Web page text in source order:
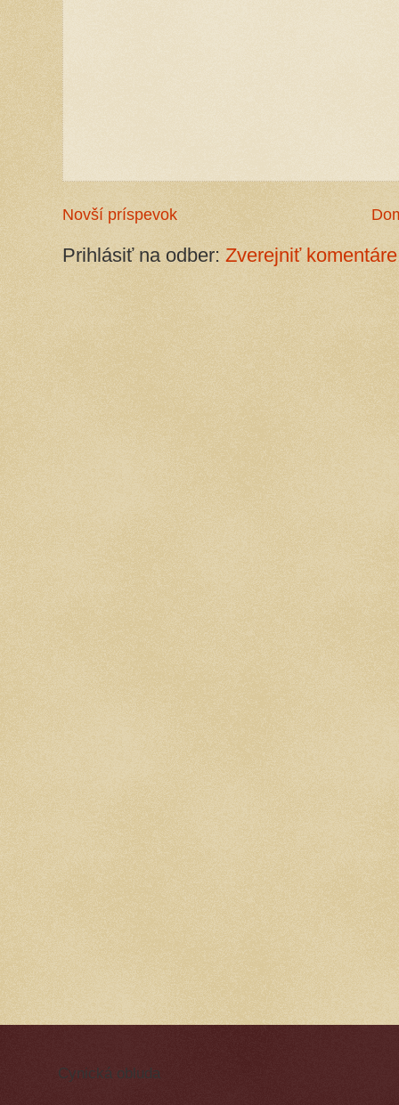
Novší príspevok
Prihlásiť na odber: Zverejniť
Cynická obluda